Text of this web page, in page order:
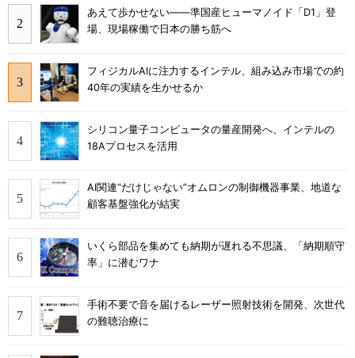
あえて歩かせない――準国産ヒューマノイド「D1」登
場、現場稼働で日本の勝ち筋へ
フィジカルAIに注力するインテル、組み込み市場での約
40年の実績を生かせるか
シリコン量子コンピュータの量産開発へ、インテルの
18Aプロセスを活用
AI関連“だけじゃない”オムロンの制御機器事業、地道な
顧客基盤強化が結実
いくら部品を集めても納期が遅れる不思議、「納期順守
率」に潜むワナ
手術不要で音を届けるレーザー照射技術を開発、次世代
の難聴治療に